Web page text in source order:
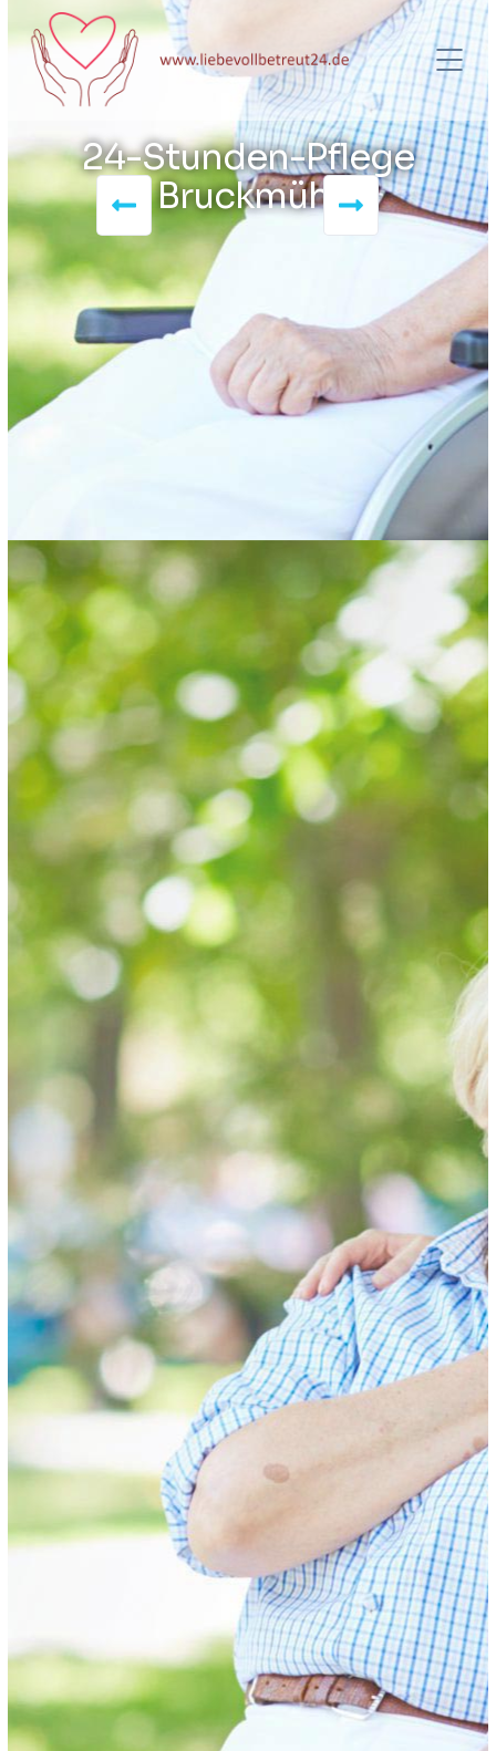
24-Stunden-Pflege
Bruckmühl